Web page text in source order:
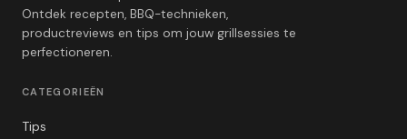
Ontdek recepten, BBQ-technieken,
productreviews en tips om jouw grillsessies te
perfectioneren.
CATEGORIEËN
Tips